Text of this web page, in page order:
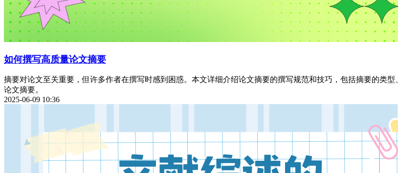
如何撰写高质量论文摘要
摘要对论文至关重要，但许多作者在撰写时感到困惑。本文详细介绍论文摘要的撰写规范和技巧，包括摘要的类
论文摘要。
2025-06-09 10:36